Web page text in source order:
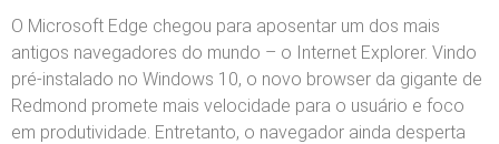
O Microsoft Edge chegou para aposentar um dos mais
antigos navegadores do mundo – o Internet Explorer. Vindo
pré-instalado no Windows 10, o novo browser da gigante de
Redmond promete mais velocidade para o usuário e foco
em produtividade. Entretanto, o navegador ainda desperta